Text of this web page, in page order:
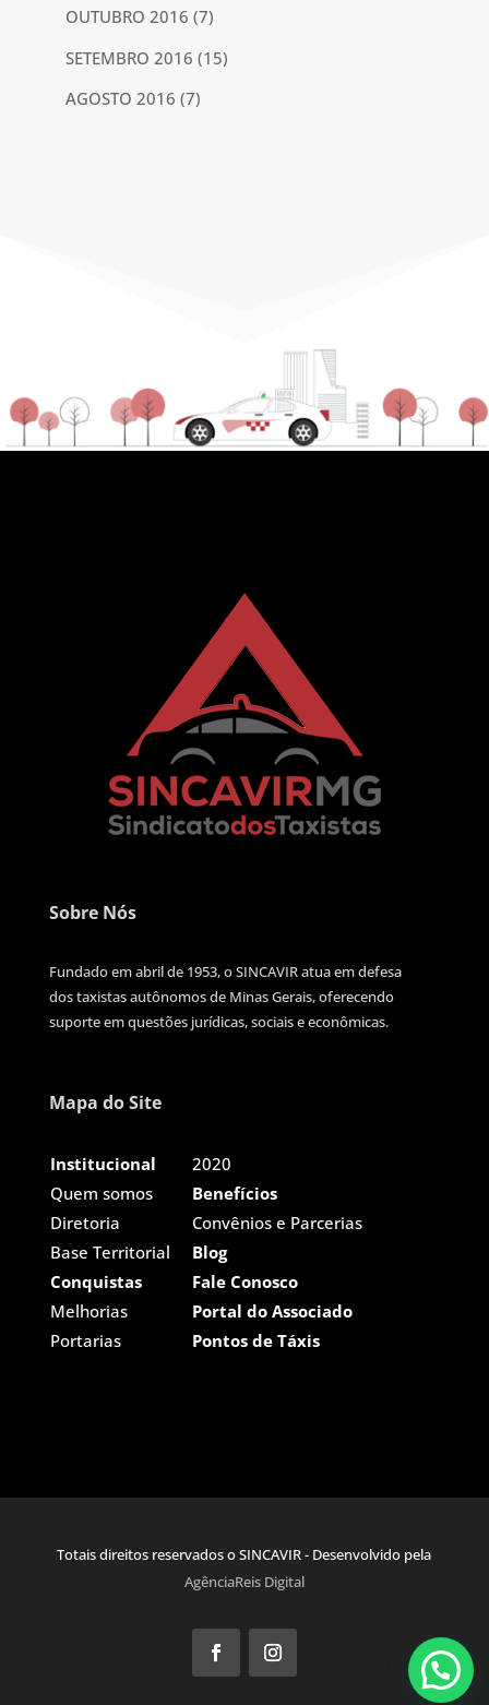
OUTUBRO 2016 (7)
SETEMBRO 2016 (15)
AGOSTO 2016 (7)
Sobre Nós
Fundado em abril de 1953, o SINCAVIR atua em defesa
dos taxistas autônomos de Minas Gerais, oferecendo
suporte em questões jurídicas, sociais e econômicas.
Mapa do Site
Institucional
2020
Quem somos
Benefícios
Diretoria
Convênios e Parcerias
Base Territorial
Blog
Conquistas
Fale Conosco
Melhorias
Portal do Associado
Portarias
Pontos de Táxis
Totais direitos reservados o SINCAVIR - Desenvolvido pela
AgênciaReis Digital